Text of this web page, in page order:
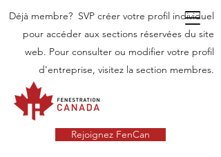
Déjà membre? SVP créer votre profil individuel
pour accéder aux sections réservées du site
web. Pour consulter ou modifier votre profil
d'entreprise, visitez la section membres.
Rejoignez FenCan